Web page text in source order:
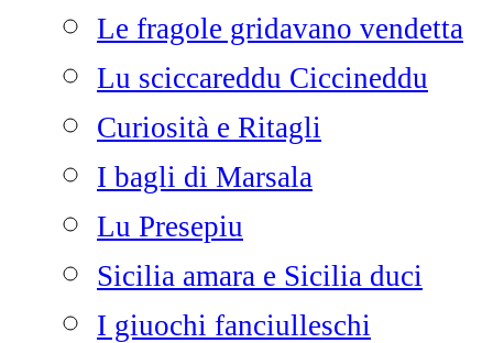
Le fragole gridavano vendetta
Lu sciccareddu Ciccineddu
Curiosità e Ritagli
I bagli di Marsala
Lu Presepiu
Sicilia amara e Sicilia duci
I giuochi fanciulleschi